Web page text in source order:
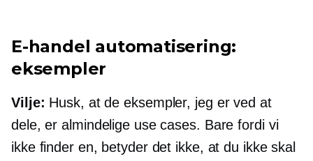
E-handel automatisering:
eksempler
Vilje: Husk, at de eksempler, jeg er ved at
dele, er almindelige use cases. Bare fordi vi
ikke finder en, betyder det ikke, at du ikke skal